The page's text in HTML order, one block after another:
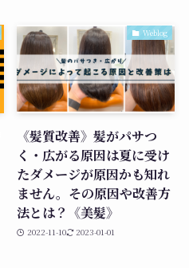
Weblog
《髪質改善》髪がパサつ
く・広がる原因は夏に受け
たダメージが原因かも知れ
ません。その原因や改善方
法とは？《美髪》
2022-11-10 2023-01-01